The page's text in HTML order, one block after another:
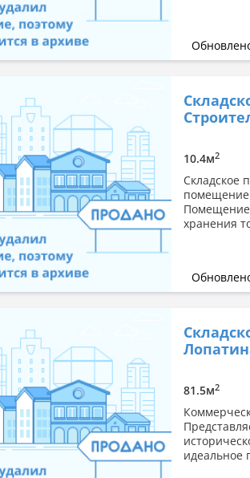
10.4м2
Складское
помещение
хранения
81.5м2
идеальное